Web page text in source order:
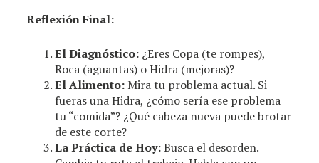
Reflexión Final:
El Diagnóstico: ¿Eres Copa (te rompes),
Roca (aguantas) o Hidra (mejoras)?
El Alimento:Mira tu problema actual. Si
fueras una Hidra, ¿cómo sería ese problema
tu “comida”? ¿Qué cabeza nueva puede brotar
de este corte?
La Práctica de Hoy:Busca el desorden.